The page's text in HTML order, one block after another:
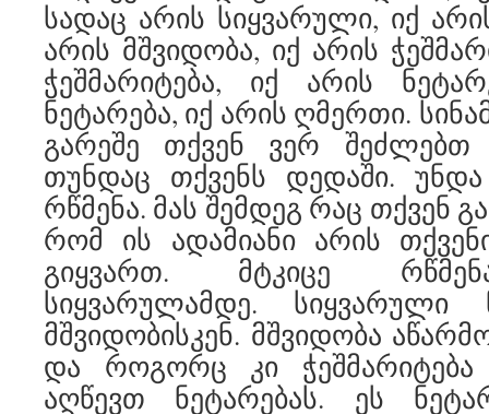
სადაც არის სიყვარული, იქ
არის მშვიდობა, იქ არის
ჭეშმარიტება, იქ არის
ნეტარება, იქ არის ღმერთი.
გარეშე თქვენ ვერ შეძლებთ
თუნდაც თქვენს დედაში.
რწმენა. მას შემდეგ რაც თქვენ
რომ ის ადამიანი არის
გიყვართ. მტკიცე
სიყვარულამდე. სიყვარული
მშვიდობისკენ. მშვიდობა
და როგორც კი ჭეშმარიტება
აღწევთ ნეტარებას. ეს